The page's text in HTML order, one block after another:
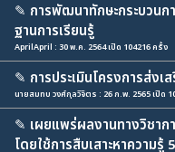
✎ การพัฒนาทักษะกระบวนก
ฐานการเรียนรู้
AprilApril : 30 พ.ค. 2564 เปิด 104216 ครั้ง
✎ การประเมินโครงการส่ง
นายสมทบ วงศ์กุลวิจิตร : 26 ก.พ. 2565 เปิด
✎ เผยแพร่ผลงานทางวิชาก
โดยใช้การสืบเสาะหาความรู้